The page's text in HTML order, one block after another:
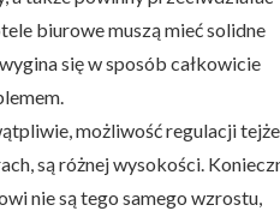
biurowe muszą mieć solidne
się w sposób całkowicie
możliwość regulacji tejże
są różnej wysokości.
nie są tego samego wzrostu,